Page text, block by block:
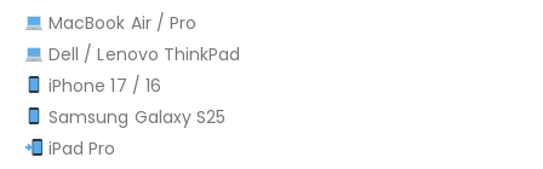
MacBook Air / Pro
Dell / Lenovo ThinkPad
iPhone 17 / 16
Samsung Galaxy S25
iPad Pro